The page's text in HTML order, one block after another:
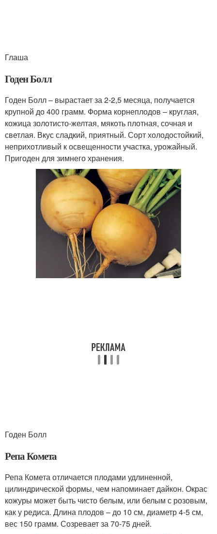
Глаша
Годен Болл
Годен Болл – вырастает за 2-2,5 месяца, получается
крупной до 400 грамм. Форма корнеплодов – круглая,
кожица золотисто-желтая, мякоть плотная, сочная и
светлая. Вкус сладкий, приятный. Сорт холодостойкий,
неприхотливый к освещенности участка, урожайный.
Пригоден для зимнего хранения.
Годен Болл
Репа Комета
Репа Комета отличается плодами удлиненной,
цилиндрической формы, чем напоминает дайкон. Окрас
кожуры может быть чисто белым, или белым с розовым,
как у редиса. Длина плодов – до 10 см, диаметр 4-5 см,
вес 150 грамм. Созревает за 70-75 дней.